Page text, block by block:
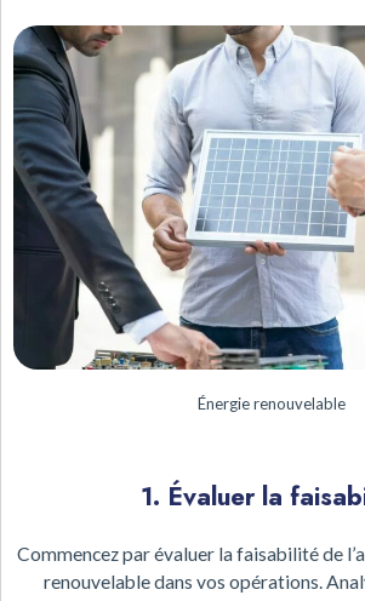
Énergie renouvelable
1. Évaluer la
Commencez par évaluer la faisabilité de
renouvelable dans vos opérations.